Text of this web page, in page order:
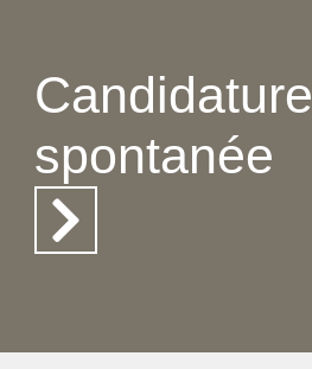
Candidature
spontanée